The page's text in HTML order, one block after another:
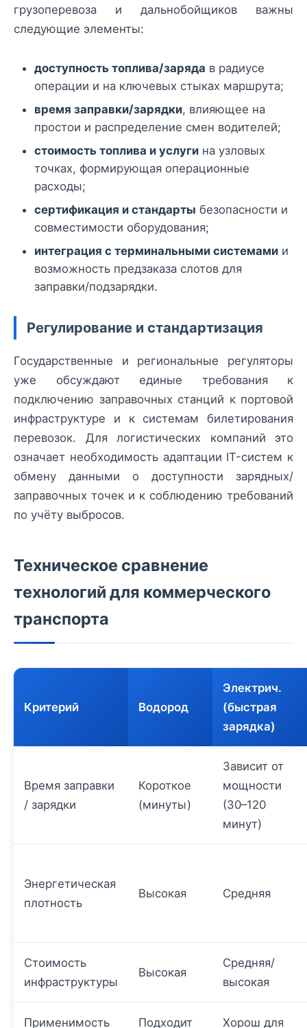
грузоперевоза и дальнобойщиков важны
следующие элементы:
доступность топлива/заряда в радиусе
операции и на ключевых стыках маршрута;
время заправки/зарядки, влияющее на
простои и распределение смен водителей;
стоимость топлива и услуги на узловых
точках, формирующая операционные
расходы;
сертификация и стандарты безопасности и
совместимости оборудования;
интеграция с терминальными системами и
возможность предзаказа слотов для
заправки/подзарядки.
Регулирование и стандартизация
Государственные и региональные регуляторы
уже обсуждают единые требования к
подключению заправочных станций к портовой
инфраструктуре и к системам билетирования
перевозок. Для логистических компаний это
означает необходимость адаптации IT-систем к
обмену данными о доступности зарядных/
заправочных точек и к соблюдению требований
по учёту выбросов.
Техническое сравнение
технологий для коммерческого
транспорта
Критерий Водород
Электрич.
(быстрая
зарядка)
Время заправки
/ зарядки
Короткое
(минуты)
Зависит от
мощности
(30–120
минут)
Энергетическая
плотность
Высокая Средняя
Стоимость
инфраструктуры
Высокая
Средняя/
высокая
Применимость
Подходит
Хорош для